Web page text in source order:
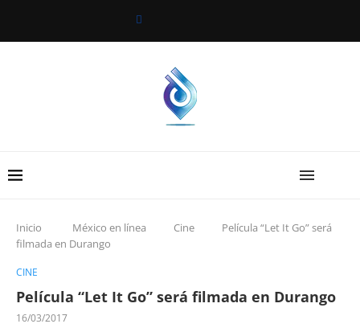
Inicio México en línea Cine
Película “Let It Go” será
filmada en Durango
CINE
Película “Let It Go” será filmada en Durango
16/03/2017